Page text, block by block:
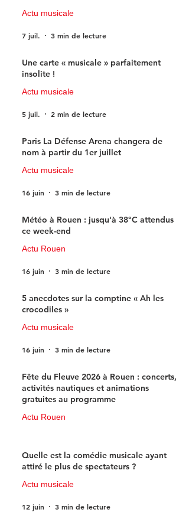
Actu musicale
7 juil. 3 min de lecture
Une carte « musicale » parfaitement
insolite !
Actu musicale
5 juil. 2 min de lecture
Paris La Défense Arena changera de
nom à partir du 1er juillet
Actu musicale
16 juin 3 min de lecture
Météo à Rouen : jusqu'à 38°C attendus
ce week-end
Actu Rouen
16 juin 3 min de lecture
5 anecdotes sur la comptine « Ah les
crocodiles »
Actu musicale
16 juin 3 min de lecture
Fête du Fleuve 2026 à Rouen : concerts,
activités nautiques et animations
gratuites au programme
Actu Rouen
Quelle est la comédie musicale ayant
attiré le plus de spectateurs ?
Actu musicale
12 juin 3 min de lecture